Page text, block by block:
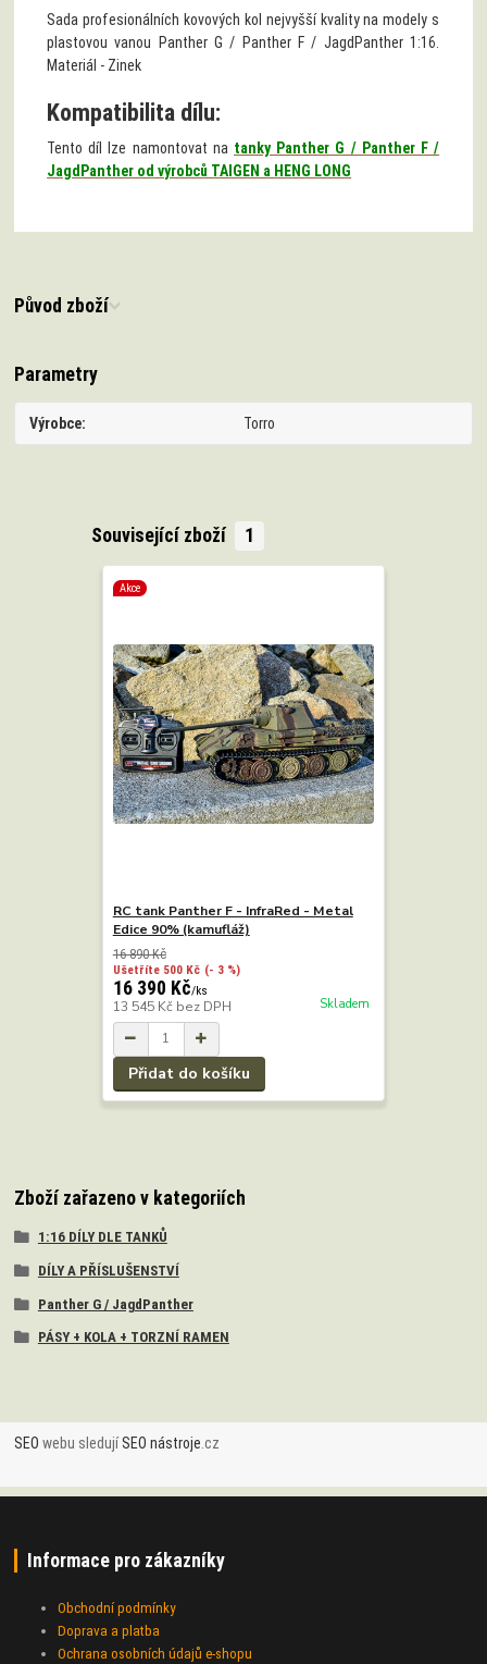
Sada profesionálních kovových kol nejvyšší kvalityna modely s
plastovou vanou Panther G / Panther F / JagdPanther 1:16.
Materiál - Zinek
Kompatibilita dílu:
Tento díl lze namontovat na tanky Panther G / Panther F /
JagdPanther od výrobců TAIGEN a HENG LONG
Původ zboží
Parametry
Výrobce Torro
Související zboží 1
Akce
RC tank Panther F - InfraRed - Metal
Edice 90% (kamufláž)
16 890 Kč
Ušetříte 500 Kč (- 3 %)
16 390 Kč/ks
13 545 Kč bez DPH Skladem
Přidat do košíku
Zboží zařazeno v kategoriích
1:16 DÍLY DLE TANKŮ
DÍLY A PŘÍSLUŠENSTVÍ
Panther G / JagdPanther
PÁSY + KOLA + TORZNÍ RAMEN
SEO webu sledujíSEO nástroje .cz
Informace pro zákazníky
Obchodní podmínky
Doprava a platba
Ochrana osobních údajů e-shopu